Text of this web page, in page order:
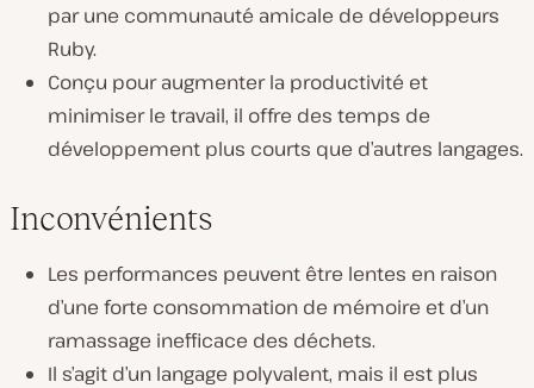
par une communauté amicale de développeurs
Ruby.
Conçu pour augmenter la productivité et
minimiser le travail, il offre des temps de
développement plus courts que d’autres langages.
Inconvénients
Les performances peuvent être lentes en raison
d’une forte consommation de mémoire et d’un
ramassage inefficace des déchets.
Il s’agit d’un langage polyvalent, mais il est plus